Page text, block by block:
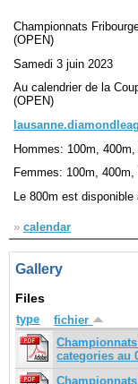
recherche
messages récents
Demander un
Championnats
(OPEN)
Samedi 3 juin 2023
Au calendrier de la
(OPEN)
Hommes: 100m,
Femmes: 100m,
Le 800m est
» calendar
Gallery
Files
type fichier
categories au